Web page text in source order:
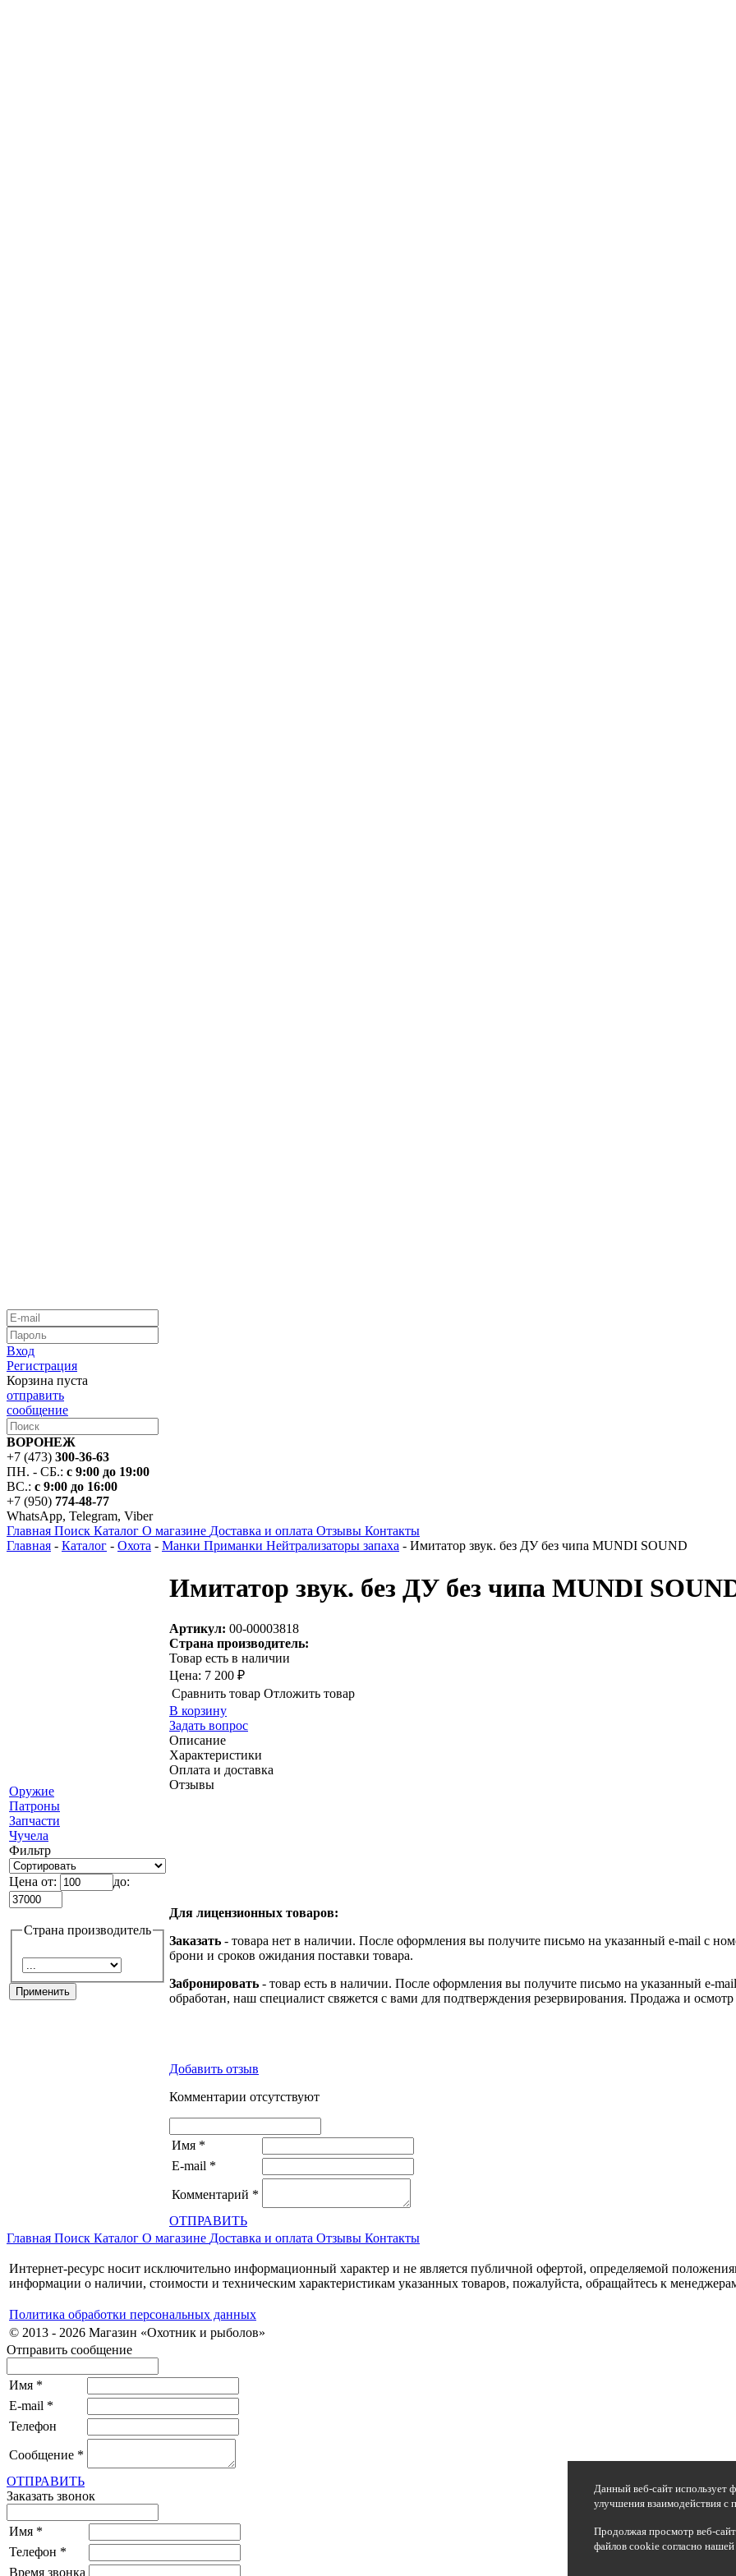
Вход
Регистрация
Корзина пуста
отправить
сообщение
ВОРОНЕЖ
+7 (473) 300-36-63
ПН. - СБ.: с 9:00 до 19:00
ВС.: с 9:00 до 16:00
+7 (950) 774-48-77
WhatsApp, Telegram, Viber
Главная Поиск Каталог О магазине Доставка и оплата Отзывы Контакты
Главная - Каталог - Охота - Манки Приманки Нейтрализаторы запаха - Имитатор звук. без ДУ без чипа MUNDI SOUND
Оружие
Патроны
Запчасти
Чучела
Фильтр
Цена от: до:
Страна производитель
Имитатор звук. без ДУ без чипа MUNDI
Артикул: 00-00003818
Страна производитель:
Товар есть в наличии
Цена: 7 200 ₽
Сравнить товар Отложить товар
В корзину
Задать вопрос
Описание
Характеристики
Оплата и доставка
Отзывы
Для лицензионных товаров:
Заказать - товара нет в наличии. После оформления вы получите письмо на указанный e-mail с
брони и сроков ожидания поставки товара.
Забронировать - товар есть в наличии. После оформления вы получите письмо на указанный e-
обработан, наш специалист свяжется с вами для подтверждения резервирования. Продажа и
Добавить отзыв
Комментарии отсутствуют
Имя *
E-mail *
Комментарий *
ОТПРАВИТЬ
Главная Поиск Каталог О магазине Доставка и оплата Отзывы Контакты
Интернет-ресурс носит исключительно информационный характер и не является публичной офертой, определяемой
информации о наличии, стоимости и техническим характеристикам указанных товаров, пожалуйста, обращайтесь к
Политика обработки персональных данных
© 2013 - 2026 Магазин «Охотник и рыболов»
Отправить сообщение
Имя *
E-mail *
Телефон
Сообщение *
ОТПРАВИТЬ
Заказать звонок
Имя *
Телефон *
Время звонка
Данный веб-сайт использует
улучшения взаимодействия с
Продолжая просмотр веб-
файлов cookie согласно